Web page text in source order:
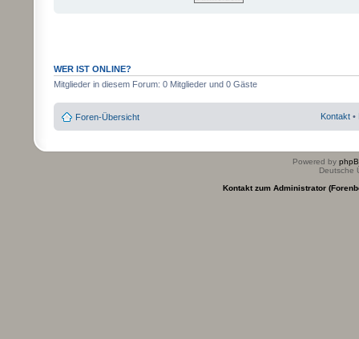
WER IST ONLINE?
Mitglieder in diesem Forum: 0 Mitglieder und 0 Gäste
Foren-Übersicht Kontakt •
Powered by
Deutsche
Kontakt zum Administrator